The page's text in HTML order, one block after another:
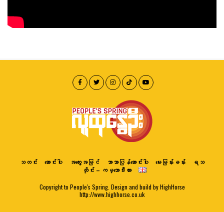
သတင်း ဆောင်းပါး အတွေးအမြင် ဘာသာပြန်ဆောင်းပါး မေးမြန်းခန်း
ရသ
ထိုင်း – ကမ္ဘောဒီးယား
Copyright to People's Spring. Design and build by HighHorse
http://www.highhorse.co.uk